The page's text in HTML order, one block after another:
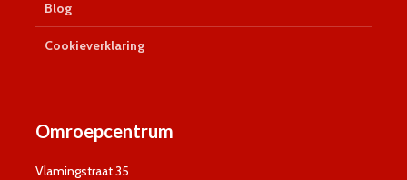
Blog
Cookieverklaring
Omroepcentrum
Vlamingstraat 35